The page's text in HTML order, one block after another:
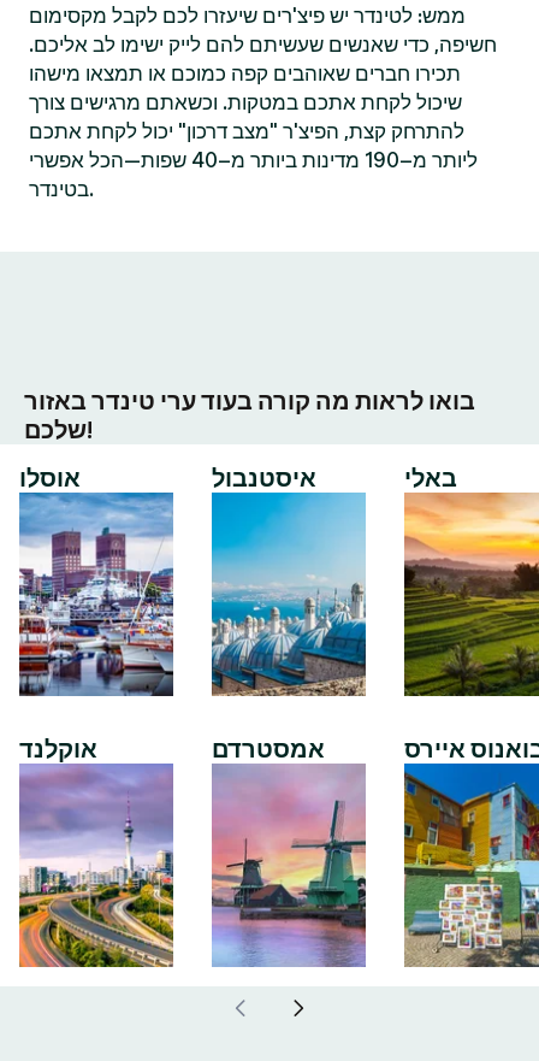
ממש: לטינדר יש פיצ'רים שיעזרו לכם לקבל מקסימום
חשיפה, כדי שאנשים שעשיתם להם לייק ישימו לב אליכם.
תכירו חברים שאוהבים קפה כמוכם או תמצאו מישהו
שיכול לקחת אתכם במטקות. וכשאתם מרגישים צורך
להתרחק קצת, הפיצ'ר "מצב דרכון" יכול לקחת אתכם
ליותר מ–190 מדינות ביותר מ–40 שפות—הכל אפשרי
בטינדר.
בואו לראות מה קורה בעוד ערי טינדר באזור
שלכם!
אוסלו
אוקלנד
איסטנבול
אמסטרדם
באלי
איירס